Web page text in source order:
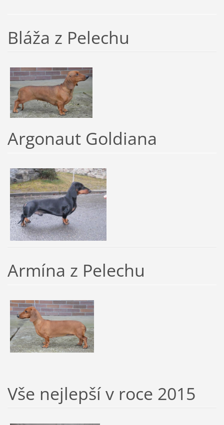
Bláža z Pelechu
Argonaut Goldiana
Armína z Pelechu
Vše nejlepší v roce 2015